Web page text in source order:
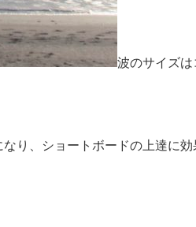
波のサイズは
り、ショートボードの上達に効